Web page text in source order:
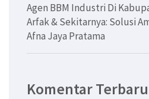
Agen BBM Industri Di
Arfak & Sekitarnya: Solusi
Afna Jaya Pratama
Komentar Terbaru